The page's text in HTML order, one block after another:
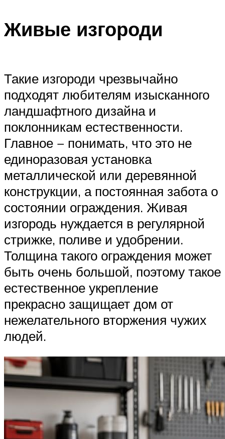
Живые изгороди
Такие изгороди чрезвычайно
подходят любителям изысканного
ландшафтного дизайна и
поклонникам естественности.
Главное − понимать, что это не
единоразовая установка
металлической или деревянной
конструкции, а постоянная забота о
состоянии ограждения. Живая
изгородь нуждается в регулярной
стрижке, поливе и удобрении.
Толщина такого ограждения может
быть очень большой, поэтому такое
естественное укрепление
прекрасно защищает дом от
нежелательного вторжения чужих
людей.